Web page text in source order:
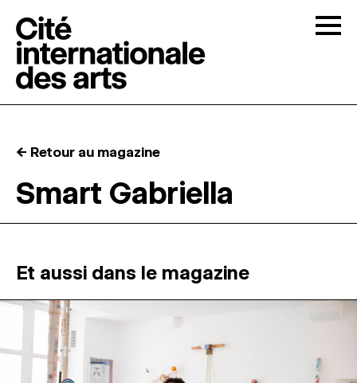
RÉSIDENCES ↓
ATELIERS OUVERTS
PROGRAMMATION
MAGAZINE
← Retour au magazine
Smart Gabriella
Et aussi dans le magazine